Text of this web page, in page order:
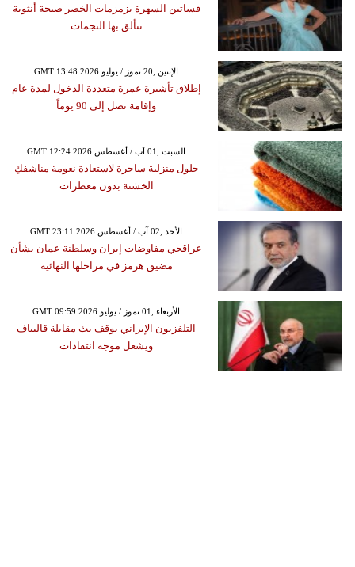
فساتين السهرة بزمزمات الخصر صيحة أنثوية
تتألق بها النجمات
GMT 13:48 2026 الإثنين ,20 تموز / يوليو
إطلاق تأشيرة عمرة متعددة الدخول لمدة عام
وإقامة تصل إلى 90 يوماً
GMT 12:24 2026 السبت ,01 آب / أغسطس
حلول منزلية ساحرة لاستعادة نعومة مناشفكِ
الخشنة بدون معطرات
GMT 23:11 2026 الأحد ,02 آب / أغسطس
عراقجي مفاوضات إيران وسلطنة عمان بشأن
مضيق هرمز في مراحلها النهائية
GMT 09:59 2026 الأربعاء ,01 تموز / يوليو
التلفزيون الإيراني يوقف بث مقابلة قاليباف
ويشعل موجة انتقادات